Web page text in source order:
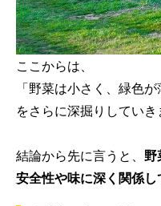
ここからは、
「野菜は小さく、緑色
をさらに深掘りしていき
結論から先に言うと、 野
安全性や味に深く関係し